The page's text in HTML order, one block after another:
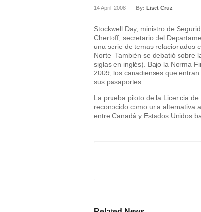
14 April, 2008 By: Liset Cruz
Stockwell Day, ministro de
Chertoff, secretario del
una serie de temas relacionados
Norte. También se debatió sobre
siglas en inglés). Bajo la Norma
2009, los canadienses que
sus pasaportes.
La prueba piloto de la Licencia
reconocido como una alternativa
entre Canadá y Estados Unidos